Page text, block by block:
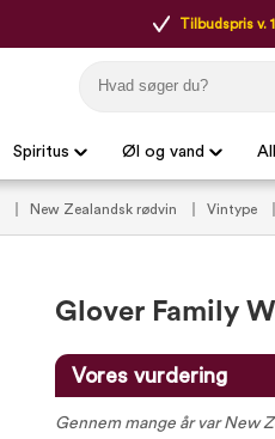
Tilbudspris v.
Spiritus Øl og vand
New Zealandsk rødvin Vintype
Glover Family
Vores vurdering
Gennem mange år var New